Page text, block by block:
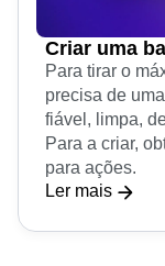
Criar uma
Para tirar o
precisa de
fiável, limpa,
Para a criar,
para ações.
Ler mais